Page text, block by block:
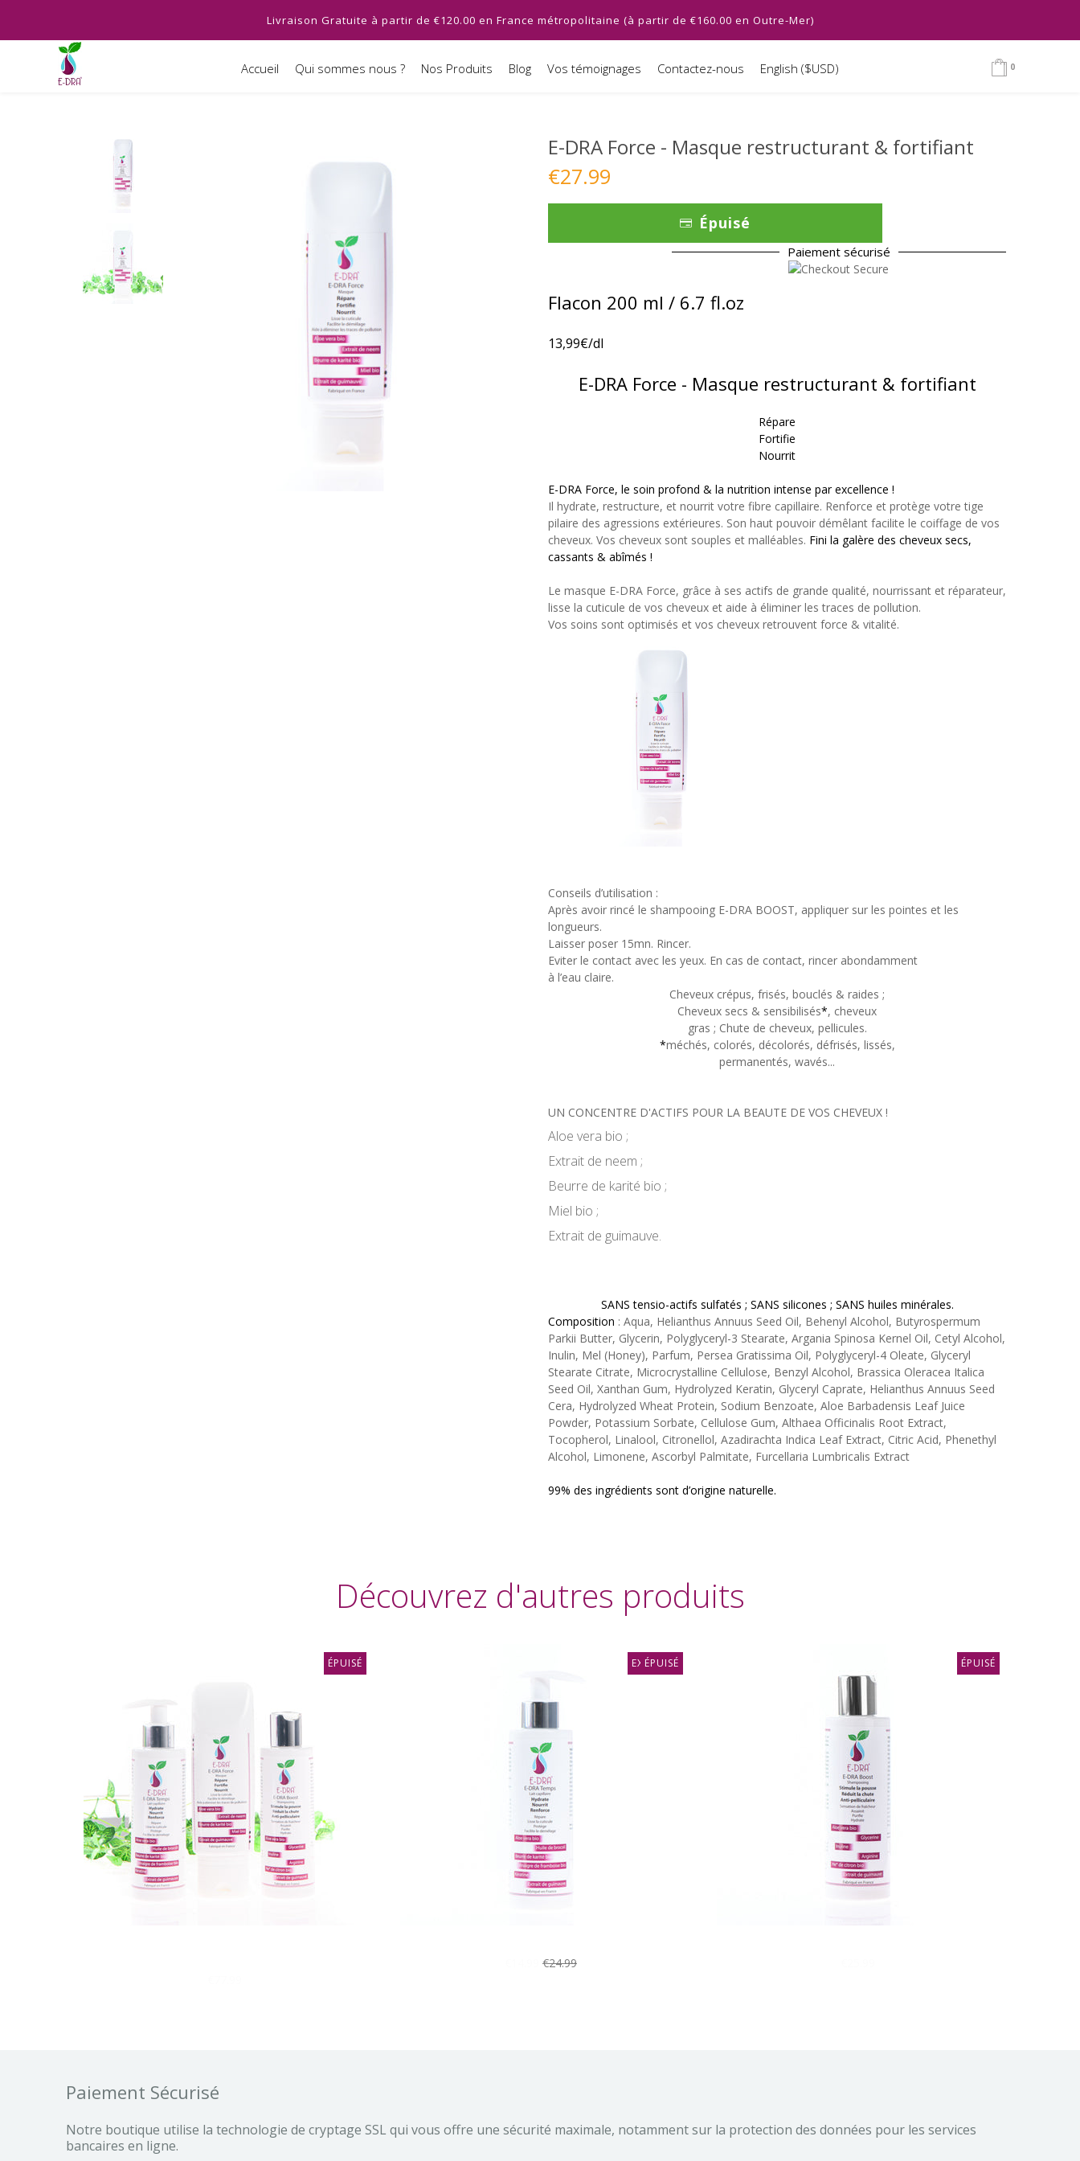
Livraison Gratuite à partir de €120.00 en France métropolitaine (à partir de €160.00 en Outre-Mer)
0
Accueil Qui sommes nous ? Nos Produits Blog Vos témoignages Contactez-nous English ($USD)
E-DRA Force - Masque restructurant & fortifiant
€27.99
Épuisé
Paiement sécurisé
Flacon 200 ml / 6.7 fl.oz
13,99€/dl
E-DRA Force - Masque restructurant & fortifiant
Répare
Fortifie
Nourrit
E-DRA Force, le soin profond & la nutrition intense par excellence !
Il hydrate, restructure, et nourrit votre fibre capillaire. Renforce et protège votre tige
pilaire des agressions extérieures. Son haut pouvoir démêlant facilite le coiffage de vos
cheveux. Vos cheveux sont souples et malléables. Fini la galère des cheveux secs,
cassants & abîmés !
Le masque E-DRA Force, grâce à ses actifs de grande qualité, nourrissant et réparateur,
lisse la cuticule de vos cheveux et aide à éliminer les traces de pollution.
Vos soins sont optimisés et vos cheveux retrouvent force & vitalité.
Conseils d’utilisation :
Après avoir rincé le shampooing E-DRA BOOST, appliquer sur les pointes et les
longueurs.
Laisser poser 15mn. Rincer.
Eviter le contact avec les yeux. En cas de contact, rincer abondamment
à l’eau claire.
Cheveux crépus, frisés, bouclés & raides ;
Cheveux secs & sensibilisés*, cheveux
gras ; Chute de cheveux, pellicules.
*méchés, colorés, décolorés, défrisés, lissés,
permanentés, wavés...
UN CONCENTRE D'ACTIFS POUR LA BEAUTE DE VOS CHEVEUX !
Aloe vera bio ;
Extrait de neem ;
Beurre de karité bio ;
Miel bio ;
Extrait de guimauve.
SANS tensio-actifs sulfatés ; SANS silicones ; SANS huiles minérales.
Composition : Aqua, Helianthus Annuus Seed Oil, Behenyl Alcohol, Butyrospermum
Parkii Butter, Glycerin, Polyglyceryl-3 Stearate, Argania Spinosa Kernel Oil, Cetyl Alcohol,
Inulin, Mel (Honey), Parfum, Persea Gratissima Oil, Polyglyceryl-4 Oleate, Glyceryl
Stearate Citrate, Microcrystalline Cellulose, Benzyl Alcohol, Brassica Oleracea Italica
Seed Oil, Xanthan Gum, Hydrolyzed Keratin, Glyceryl Caprate, Helianthus Annuus Seed
Cera, Hydrolyzed Wheat Protein, Sodium Benzoate, Aloe Barbadensis Leaf Juice
Powder, Potassium Sorbate, Cellulose Gum, Althaea Officinalis Root Extract,
Tocopherol, Linalool, Citronellol, Azadirachta Indica Leaf Extract, Citric Acid, Phenethyl
Alcohol, Limonene, Ascorbyl Palmitate, Furcellaria Lumbricalis Extract
99% des ingrédients sont d’origine naturelle.
Découvrez d'autres produits
ÉPUISÉ EXCLUSIF
ÉPUISÉ
€24.99
ÉPUISÉ
Paiement Sécurisé
Notre boutique utilise la technologie de cryptage SSL qui vous offre une sécurité maximale, notamment sur la protection des données pour les services
bancaires en ligne.